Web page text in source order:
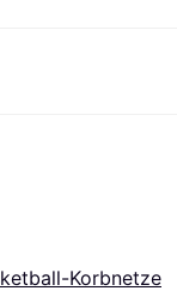
Korbnetze